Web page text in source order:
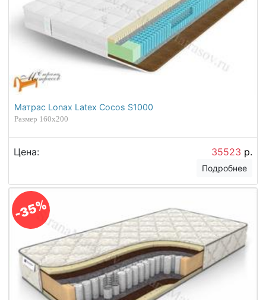
Матрас Lonax Latex Cocos S1000
Размер 160х200
Цена: 35523 р.
Подробнее
-35%